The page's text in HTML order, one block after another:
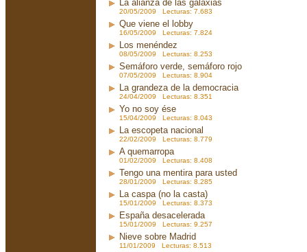
La alianza de las galaxias
20/05/2009 Lecturas: 7.683
Que viene el lobby
16/05/2009 Lecturas: 7.824
Los menéndez
08/05/2009 Lecturas: 8.253
Semáforo verde, semáforo rojo
07/05/2009 Lecturas: 8.904
La grandeza de la democracia
24/04/2009 Lecturas: 8.351
Yo no soy ése
15/04/2009 Lecturas: 8.043
La escopeta nacional
22/02/2009 Lecturas: 8.779
A quemarropa
01/02/2009 Lecturas: 8.408
Tengo una mentira para usted
28/01/2009 Lecturas: 8.285
La caspa (no la casta)
15/01/2009 Lecturas: 8.373
España desacelerada
15/01/2009 Lecturas: 9.257
Nieve sobre Madrid
11/01/2009 Lecturas: 8.513